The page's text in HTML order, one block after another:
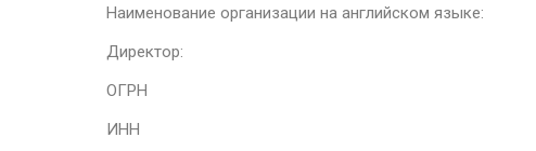
Наименование организации на английском языке:
Директор:
ОГРН
ИНН